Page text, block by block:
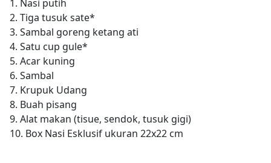
1. Nasi putih
2. Tiga tusuk sate*
3. Sambal goreng ketang ati
4. Satu cup gule*
5. Acar kuning
6. Sambal
7. Krupuk Udang
8. Buah pisang
9. Alat makan (tisue, sendok, tusuk gigi)
10. Box Nasi Esklusif ukuran 22x22 cm